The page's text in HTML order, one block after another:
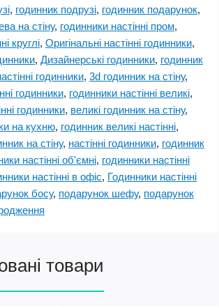
, годинник подрузі, годинник подарунок,
на стіну, годинники настінні пром,
круглі, Оригінальні настінні годинники,
, Дизайнерські годинники, годинник
годинники, 3d годинник на стіну,
годинники, годинники настінні великі,
годинники, великі годинник на стіну,
на кухню, годинник великі настінні,
на стіну, настінні годинники, годинник
настінні об'ємні, годинники настінні
настінні в офіс, Годинники настінні
босу, подарунок шефу, подарунок
товари